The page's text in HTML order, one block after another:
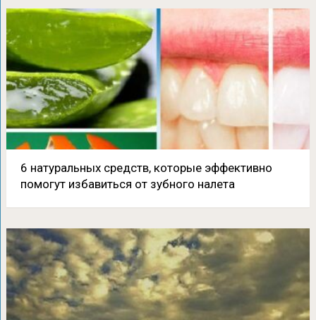
6 натуральных средств, которые эффективно
помогут избавиться от зубного налета